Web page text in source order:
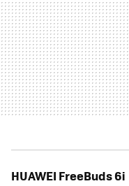
HUAWEI FreeBuds 6i